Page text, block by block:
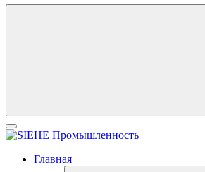
Главная